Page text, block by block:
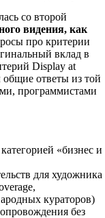
со второй
видения, как
про критерии
вклад в
Display at
ответы из той
программистами
«бизнес и
для художника
кураторов)
без